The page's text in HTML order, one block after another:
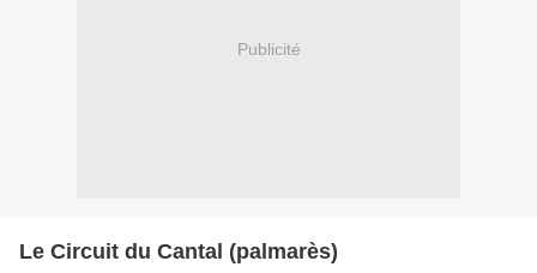
Publicité
Le Circuit du Cantal (palmarès)